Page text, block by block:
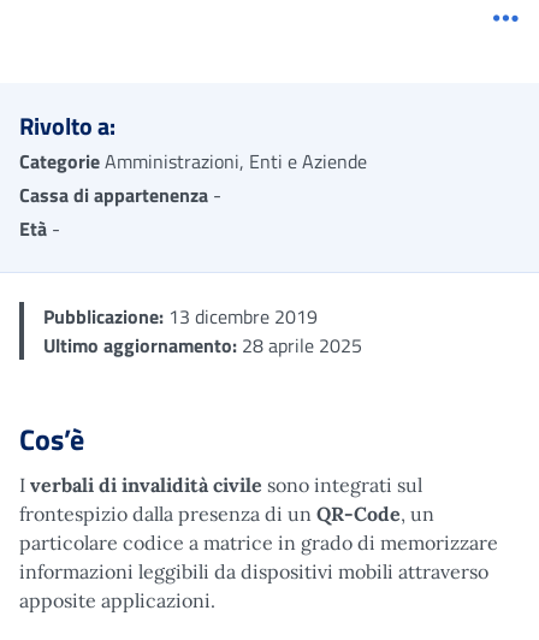
Rivolto a:
CategorieAmministrazioni, Enti e Aziende
Cassa di appartenenza -
Età -
Pubblicazione: 13 dicembre 2019
Ultimo aggiornamento: 28 aprile 2025
Cos’è
I verbali di invalidità civile sono integrati sul
frontespizio dalla presenza di un QR-Code, un
particolare codice a matrice in grado di memorizzare
informazioni leggibili da dispositivi mobili attraverso
apposite applicazioni.